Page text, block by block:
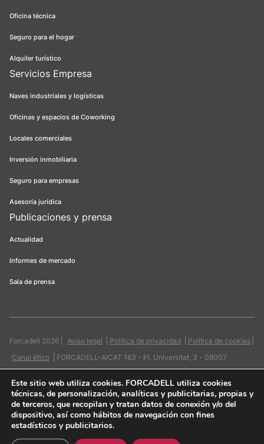
Oficina técnica
Seguro para el hogar
Alquiler turístico
Servicios Empresa
Naves industriales y logísticas
Oficinas y espacios de Coworking
Locales comerciales
Inversión inmobiliaria
Seguro para empresas
Asesoría jurídica
Publicaciones y prensa
Actualidad
Informes de mercado
Sala de prensa
Forcadell 2026 Aviso legal Política de privacidad
Política de cookies
Canal ético
FORCADELL-AICAT 163 - Pl. Universitat, 3 - 08007
Quiero contactar
Este sitio web utiliza cookies. FORCADELL utiliza cookies
técnicas, de personalización, analíticas y publicitarias, propias y
de terceros, que recopilan y tratan datos de conexión y/o del
dispositivo, así como hábitos de navegación con fines
estadísticos y publicitarios.